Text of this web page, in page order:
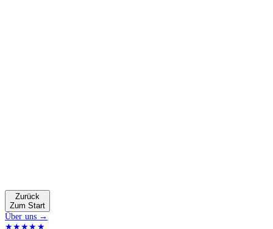
Zurück
Zum Start
Über uns →
★★★★★